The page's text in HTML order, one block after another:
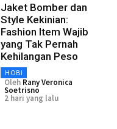
Jaket Bomber dan
Style Kekinian:
Fashion Item Wajib
yang Tak Pernah
Kehilangan Peso
HOBI
Oleh Rany Veronica
Soetrisno
2 hari yang lalu